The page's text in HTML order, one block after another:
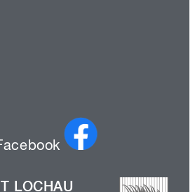
LOCHAU